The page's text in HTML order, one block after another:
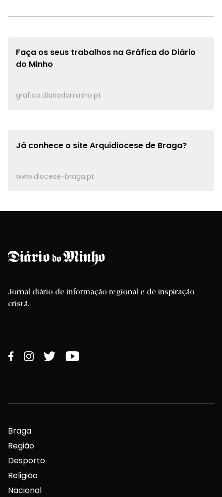
Faça os seus trabalhos na Gráfica do Diário
do Minho
grafica.diariodominho.pt
Já conhece o siteArquidiocese de Braga?
www.diocese-braga.pt
Jornal diário de informação regional e de inspiração
cristã.
Braga
Região
Desporto
Religião
Nacional